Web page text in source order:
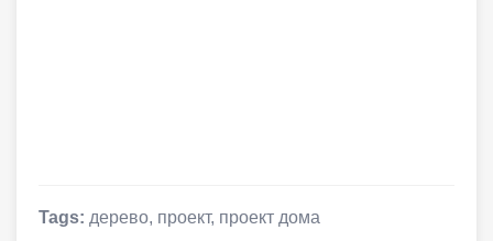
Tags: дерево, проект, проект дома